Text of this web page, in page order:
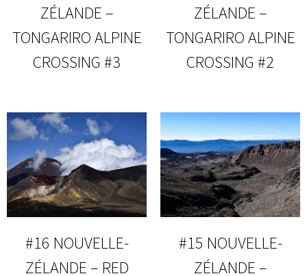
ZÉLANDE –
TONGARIRO ALPINE
CROSSING #3
ZÉLANDE –
TONGARIRO ALPINE
CROSSING #2
#16 NOUVELLE-
ZÉLANDE – RED
#15 NOUVELLE-
ZÉLANDE –